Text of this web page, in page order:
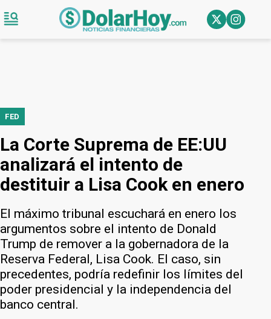
FED
La Corte Suprema de EE:UU
analizará el intento de
destituir a Lisa Cook en enero
El máximo tribunal escuchará en enero los
argumentos sobre el intento de Donald
Trump de remover a la gobernadora de la
Reserva Federal, Lisa Cook. El caso, sin
precedentes, podría redefinir los límites del
poder presidencial y la independencia del
banco central.